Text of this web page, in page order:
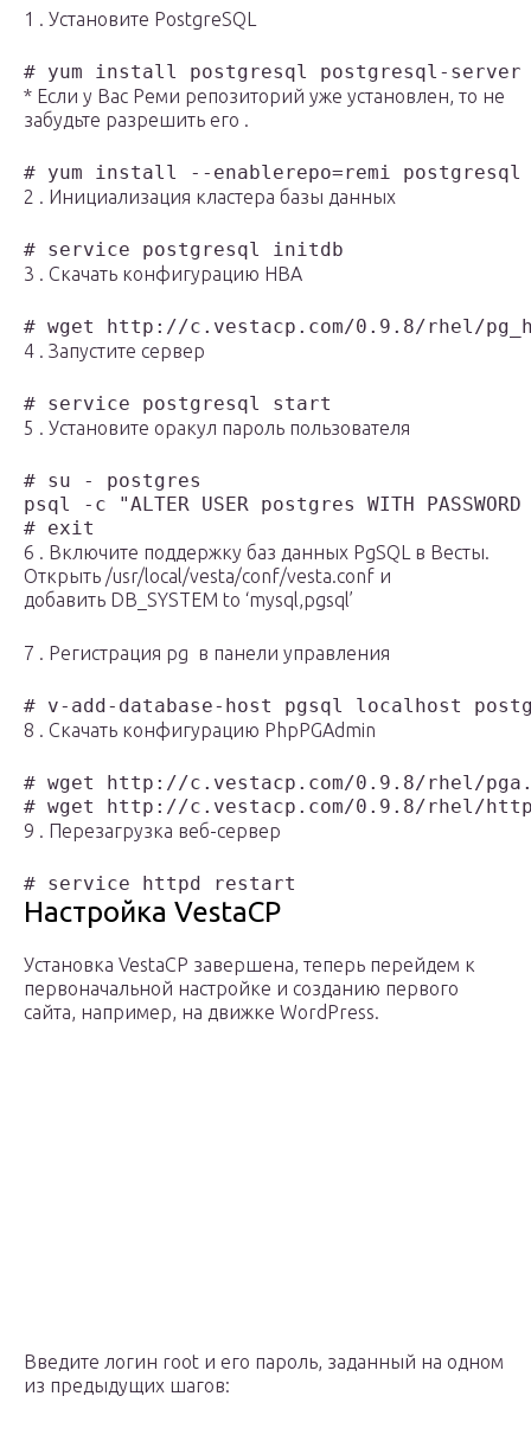
1 . Установите PostgreSQL
# yum install postgresql postgresql-server
* Если у Вас Реми репозиторий уже установлен, то не
забудьте разрешить его .
# yum install --enablerepo=remi
2 . Инициализация кластера базы данных
# service postgresql initdb
3 . Скачать конфигурацию HBA
# wget http://c.vestacp.com/0.9.8/rhel/
4 . Запустите сервер
# service postgresql start
5 . Установите оракул пароль пользователя
# su - postgres
psql -c "ALTER USER postgres WITH
# exit
6 . Включите поддержку баз данных PgSQL в Весты.
Открыть /usr/local/vesta/conf/vesta.conf и
добавить DB_SYSTEM to ‘mysql,pgsql’
7 . Регистрация pg в панели управления
# v-add-database-host pgsql localhost
8 . Скачать конфигурацию PhpPGAdmin
# wget http://c.vestacp.com/0.9.8/rhel/
# wget http://c.vestacp.com/0.9.8/rhel/
9 . Перезагрузка веб-сервер
# service httpd restart
Настройка VestaCP
Установка VestaCP завершена, теперь перейдем к
первоначальной настройке и созданию первого
сайта, например, на движке WordPress.
Введите логин root и его пароль, заданный на одном
из предыдущих шагов: